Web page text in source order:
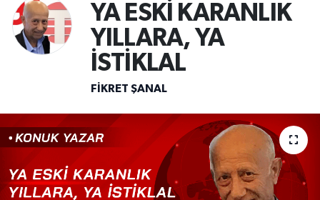
YA ESKİ KARANLIK
YILLARA, YA
İSTİKLAL
FIKRET ŞANAL